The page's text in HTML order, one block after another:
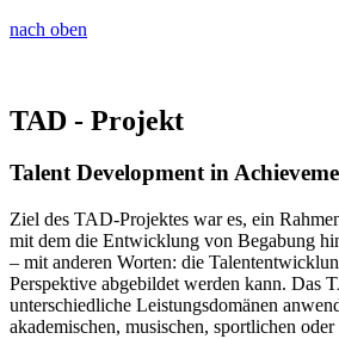
nach oben
TAD - Projekt
Talent Development in
Ziel des TAD-Projektes war es, ein
mit dem die Entwicklung von Begabung
– mit anderen Worten: die
Perspektive abgebildet werden kann. Das
unterschiedliche Leistungsdomänen
akademischen, musischen, sportlichen